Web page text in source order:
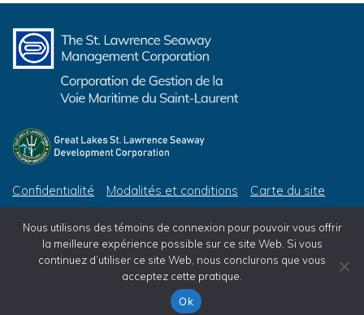
Confidentialité Modalités et conditions Carte du site
© 2026 Great Lakes St. Lawrence Seaway Development Corporation, All Rights Reserved
Nous utilisons des témoins de connexion pour pouvoir vous offrir
la meilleure expérience possible sur ce site Web. Si vous
continuez d’utiliser ce site Web, nous conclurons que vous
acceptez cette pratique.
Ok